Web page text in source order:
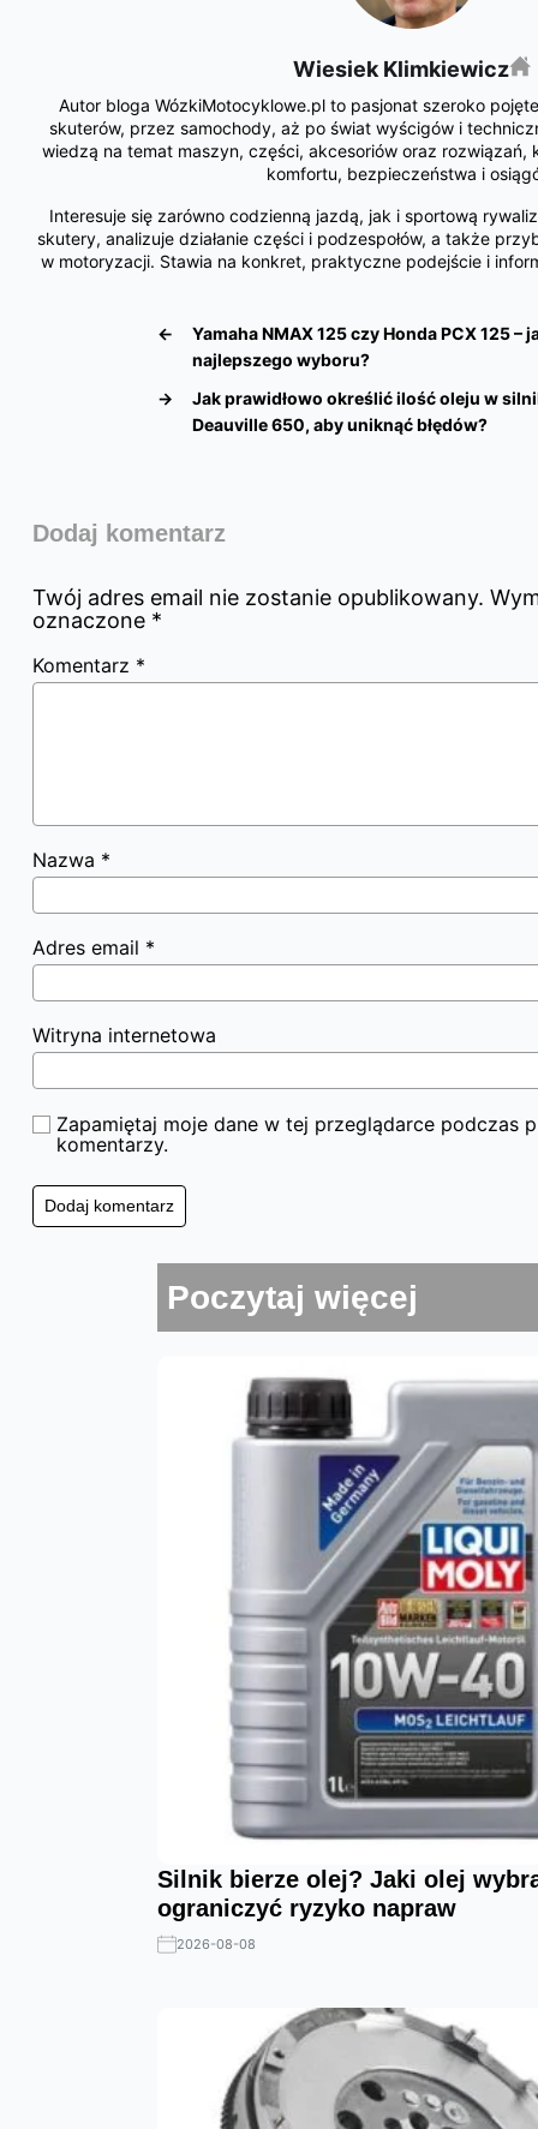
Wiesiek Klimkiewicz
Autor bloga WózkiMotocyklowe.pl to pasjonat szeroko
skuterów, przez samochody, aż po świat wyścigów i
wiedzą na temat maszyn, części, akcesoriów oraz rozwiązań,
komfortu, bezpieczeństwa i
Interesuje się zarówno codzienną jazdą, jak i sportową
skutery, analizuje działanie części i podzespołów, a także
w motoryzacji. Stawia na konkret, praktyczne podejście i
←
Yamaha NMAX 125 czy Honda PCX 125 –
najlepszego wyboru?
→
Jak prawidłowo określić ilość oleju w
Deauville 650, aby uniknąć błędów?
Dodaj komentarz
Twój adres email nie zostanie opublikowany.
oznaczone *
Komentarz *
Nazwa *
Adres email *
Witryna internetowa
Zapamiętaj moje dane w tej przeglądarce podczas
komentarzy.
Poczytaj więcej
Silnik bierze olej? Jaki olej
ograniczyć ryzyko napraw
2026-08-08